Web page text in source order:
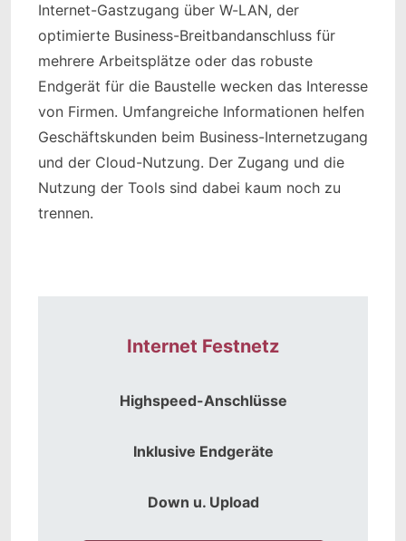
Internet-Gastzugang über W-LAN, der
optimierte Business-Breitbandanschluss für
mehrere Arbeitsplätze oder das robuste
Endgerät für die Baustelle wecken das Interesse
von Firmen. Umfangreiche Informationen helfen
Geschäftskunden beim Business-Internetzugang
und der Cloud-Nutzung. Der Zugang und die
Nutzung der Tools sind dabei kaum noch zu
trennen.
Internet Festnetz
Highspeed-Anschlüsse
Inklusive Endgeräte
Down u. Upload